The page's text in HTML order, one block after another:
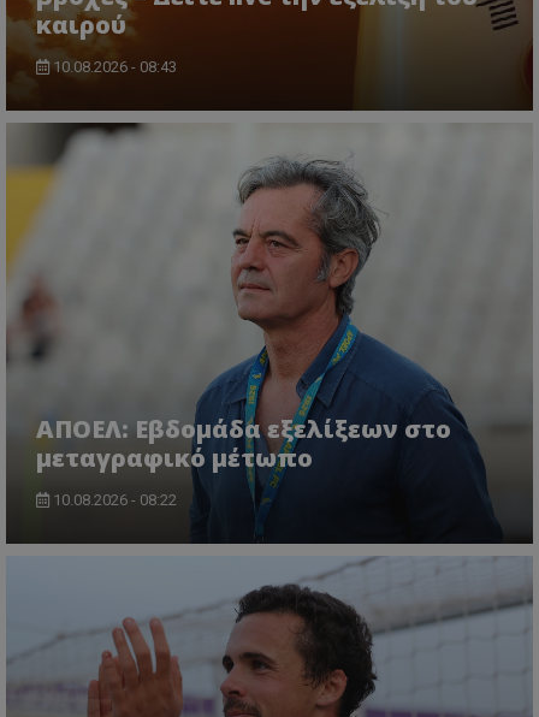
καιρού
10.08.2026 - 08:43
ΑΠΟΕΛ: Εβδομάδα εξελίξεων στο
μεταγραφικό μέτωπο
10.08.2026 - 08:22